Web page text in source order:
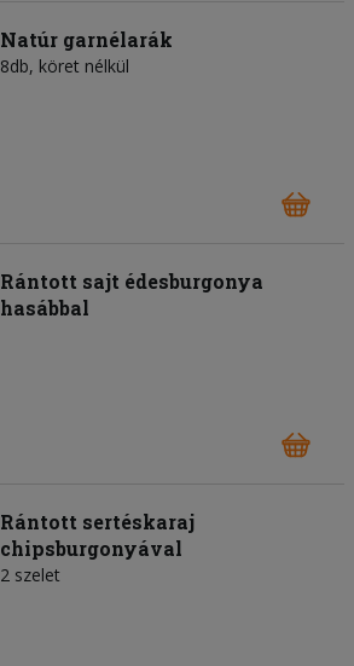
Natúr garnélarák
8db, köret nélkül
Rántott sajt édesburgonya
hasábbal
Rántott sertéskaraj
chipsburgonyával
2 szelet